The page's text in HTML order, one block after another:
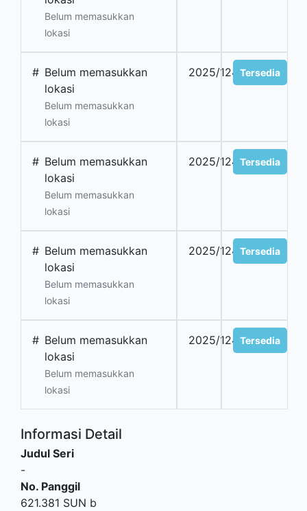
Belum memasukkan
lokasi
# Belum memasukkan
lokasi
Belum memasukkan
lokasi
2025/1240Tersedia
# Belum memasukkan
lokasi
Belum memasukkan
lokasi
2025/1241Tersedia
# Belum memasukkan
lokasi
Belum memasukkan
lokasi
2025/1242Tersedia
# Belum memasukkan
lokasi
Belum memasukkan
lokasi
2025/1243Tersedia
Informasi Detail
Judul Seri
-
No. Panggil
621.381 SUN b